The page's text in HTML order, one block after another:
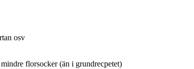
osv
florsocker (än i grundrecpetet)